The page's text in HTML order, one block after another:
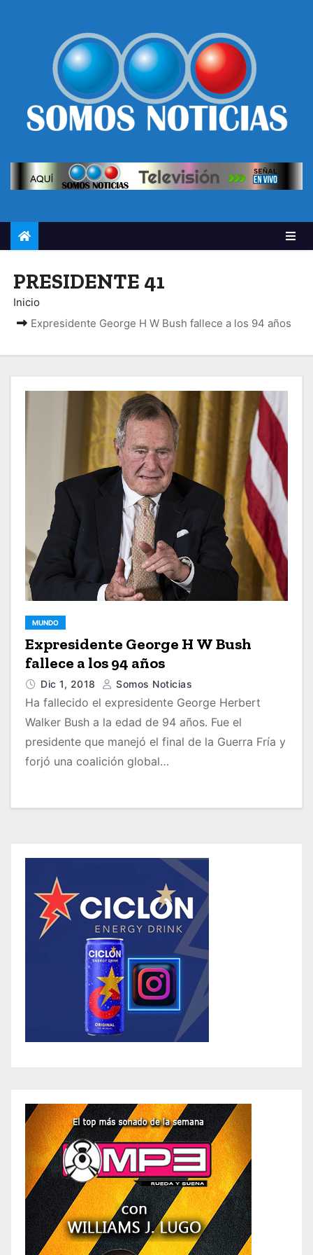
PRESIDENTE 41
Inicio
Expresidente George H W Bush fallece a los 94 años
MUNDO
Expresidente George H W Bush
fallece a los 94 años
Dic 1, 2018 Somos Noticias
Ha fallecido el expresidente George Herbert
Walker Bush a la edad de 94 años. Fue el
presidente que manejó el final de la Guerra Fría y
forjó una coalición global…